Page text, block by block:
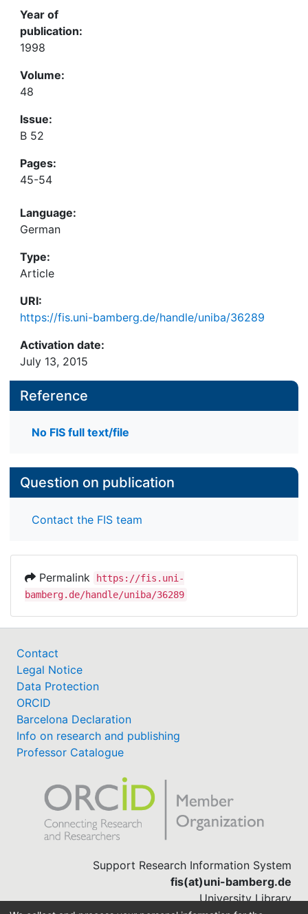
Year of
publication:
1998
Volume:
48
Issue:
B 52
Pages:
45-54
Language:
German
Type:
Article
URI:
https://fis.uni-bamberg.de/handle/uniba/36289
Activation date:
July 13, 2015
Reference
No FIS full text/file
Question on publication
Contact the FIS team
Permalink
https://fis.uni-
bamberg.de/handle/uniba/36289
Contact
Legal Notice
Data Protection
ORCID
Barcelona Declaration
Info on research and publishing
Professor Catalogue
Support Research Information System
fis(at)uni-bamberg.de
University Library